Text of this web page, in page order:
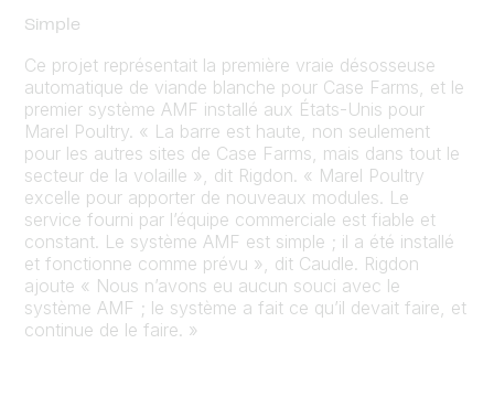
Simple
Ce projet représentait la première vraie désosseuse
automatique de viande blanche pour Case Farms, et le
premier système AMF installé aux États-Unis pour
Marel Poultry. « La barre est haute, non seulement
pour les autres sites de Case Farms, mais dans tout le
secteur de la volaille », dit Rigdon. « Marel Poultry
excelle pour apporter de nouveaux modules. Le
service fourni par l’équipe commerciale est fiable et
constant. Le système AMF est simple ; il a été installé
et fonctionne comme prévu », dit Caudle. Rigdon
ajoute « Nous n’avons eu aucun souci avec le
système AMF ; le système a fait ce qu’il devait faire, et
continue de le faire. »